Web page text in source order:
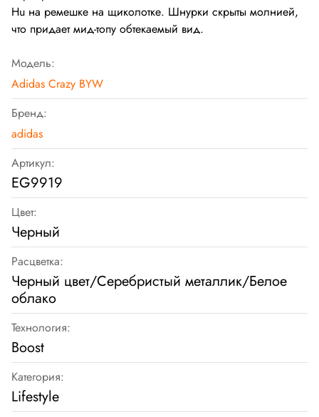
Hu на ремешке на щиколотке. Шнурки скрыты молнией,
что придает мид-топу обтекаемый вид.
Модель:
Adidas Crazy BYW
Бренд:
adidas
Артикул:
EG9919
Цвет:
Черный
Расцветка:
Черный цвет/Серебристый металлик/Белое
облако
Технология:
Boost
Категория:
Lifestyle